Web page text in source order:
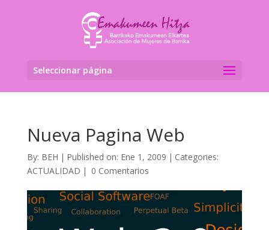
Seleccionar página
Nueva Pagina Web
By: BEH | Published on: Ene 1, 2009 | Categories:
ACTUALIDAD | 0 Comentarios